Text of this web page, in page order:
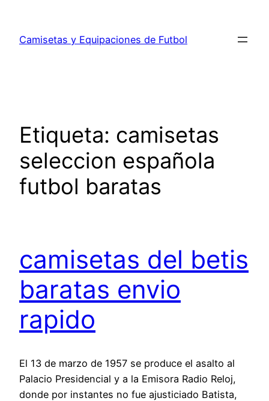
contenido
Camisetas y Equipaciones de Futbol
Etiqueta: camisetas
seleccion española
futbol baratas
camisetas del betis
baratas envio
rapido
El 13 de marzo de 1957 se produce el asalto al
Palacio Presidencial y a la Emisora Radio Reloj,
donde por instantes no fue ajusticiado Batista,